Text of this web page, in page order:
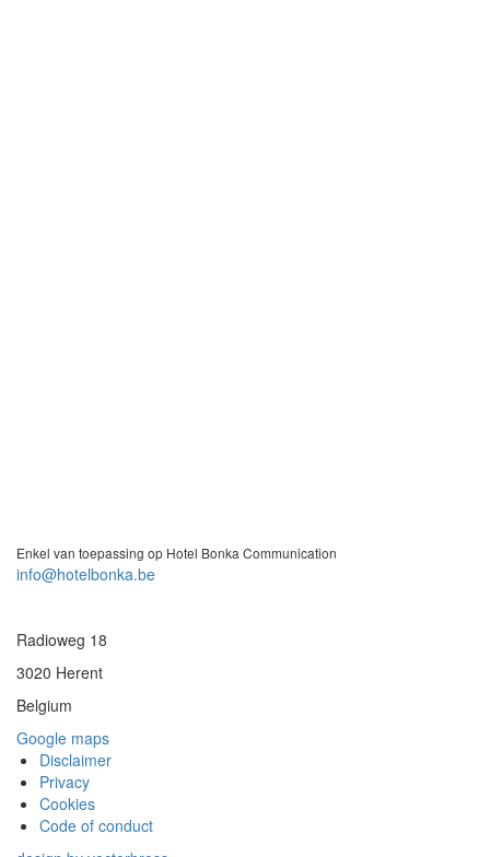
Enkel van toepassing op Hotel Bonka Communication
info@hotelbonka.be
Radioweg 18
3020 Herent
Belgium
Google maps
Disclaimer
Privacy
Cookies
Code of conduct